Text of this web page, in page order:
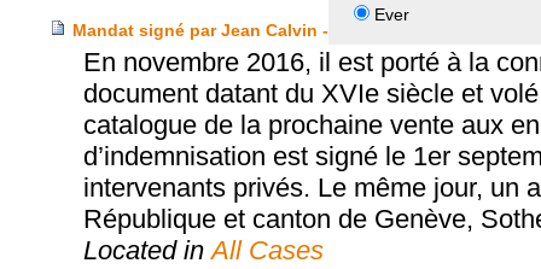
Ever
Mandat signé par Jean Calvin - République et canton
En novembre 2016, il est porté à la
document datant du XVIe siècle et
catalogue de la prochaine vente aux
d’indemnisation est signé le 1er
intervenants privés. Le même jour, un
République et canton de Genève,
Located inAll Cases